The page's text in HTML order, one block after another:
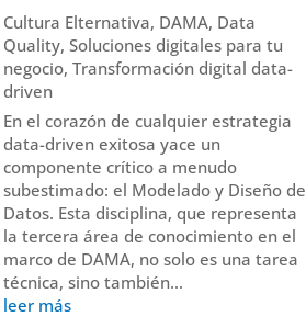
Cultura Elternativa, DAMA, Data
Quality, Soluciones digitales para tu
negocio, Transformación digital data-
driven
En el corazón de cualquier estrategia
data-driven exitosa yace un
componente crítico a menudo
subestimado: el Modelado y Diseño de
Datos. Esta disciplina, que representa
la tercera área de conocimiento en el
marco de DAMA, no solo es una tarea
técnica, sino también...
leer más